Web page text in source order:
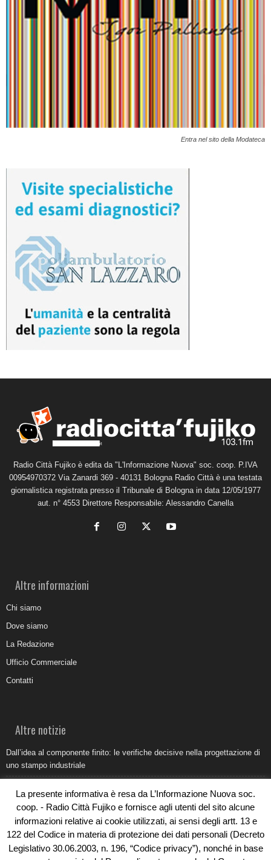
Entra nel sito della Modateca
Radio Città Fujiko è edita da "L'Informazione Nuova" soc. coop. P.IVA
00954970372 Via Zanardi 369 - 40131 Bologna Radio Città è una testata
giornalistica registrata presso il Tribunale di Bologna in data 12/05/1977
aut. n° 4553 Direttore Responsabile: Alessandro Canella
Altre informazioni
Chi siamo
Dove siamo
La Redazione
Ufficio Commerciale
Contatti
Altre notizie
Dall’idea al componente finito: le verifiche decisive nella progettazione di
uno stampo industriale
Come organizzare e allestire una camera ardente per l’ultimo saluto
Umidità di risalita in casa, come riconoscere i segnali veri
Torna il Sun Donato Festival 2026
La presente informativa è resa da L’Informazione Nuova soc.
coop. - Radio Città Fujiko e fornisce agli utenti del sito alcune
informazioni relative ai cookie utilizzati, ai sensi degli artt. 13 e
122 del Codice in materia di protezione dei dati personali (Decreto
Legislativo 30.06.2003, n. 196, “Codice privacy”), nonché in base